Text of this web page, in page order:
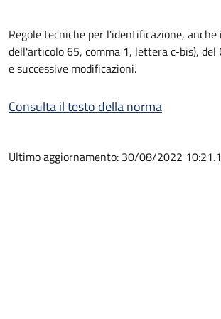
Regole tecniche per l'identificazione,
dell'articolo 65, comma 1, lettera c-bis),
e successive modificazioni.
Consulta il testo della norma
Ultimo aggiornamento: 30/08/2022